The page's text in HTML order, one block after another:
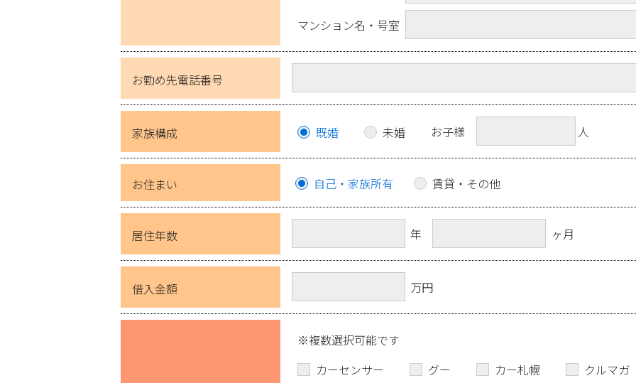
マンション名・号室
お勤め先電話番号
家族構成 既婚 未婚 お子様 人
お住まい 自己・家族所有 賃貸・その他
居住年数 年 ヶ月
借入金額 万円
※複数選択可能です
カーセンサー
グー カー札幌 クルマガ